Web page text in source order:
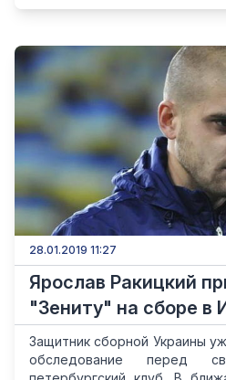
28.01.2019 11:27
Ярослав Ракицкий
"Зениту" на сборе в
Защитник сборной Украины
обследование перед